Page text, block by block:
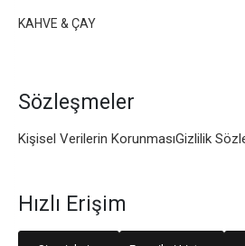
KAHVE & ÇAY
Sözleşmeler
Kişisel Verilerin KorunmasıGizlilik
Hızlı Erişim